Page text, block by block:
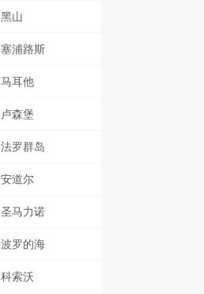
黑山
塞浦路斯
马耳他
卢森堡
法罗群岛
安道尔
圣马力诺
波罗的海
科索沃